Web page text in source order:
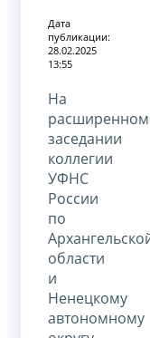
Дата
публикации:
28.02.2025
13:55
На
расширенном
заседании
коллегии
УФНС
России
по
области
и
Ненецкому
автономному